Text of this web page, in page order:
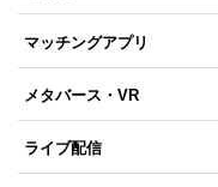
マッチングアプリ
メタバース・VR
ライブ配信